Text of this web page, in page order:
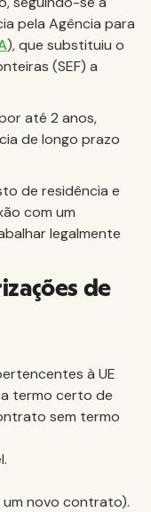
pela Agência para
), que substituiu o
(SEF) a
até 2 anos,
de longo prazo
de residência e
com um
legalmente
de
à UE
termo certo de
sem termo
um novo contrato).